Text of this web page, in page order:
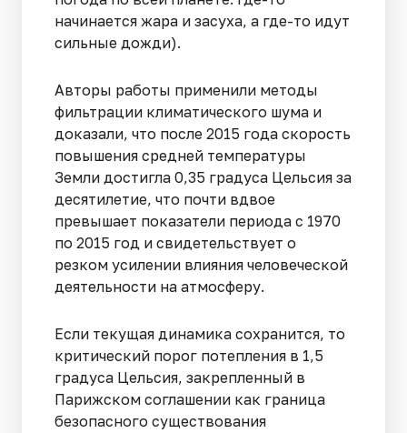
начинается жара и засуха, а где-то идут
сильные дожди).
Авторы работы применили методы
фильтрации климатического шума и
доказали, что после 2015 года скорость
повышения средней температуры
Земли достигла 0,35 градуса Цельсия за
десятилетие, что почти вдвое
превышает показатели периода с 1970
по 2015 год и свидетельствует о
резком усилении влияния человеческой
деятельности на атмосферу.
Если текущая динамика сохранится, то
критический порог потепления в 1,5
градуса Цельсия, закрепленный в
Парижском соглашении как граница
безопасного существования